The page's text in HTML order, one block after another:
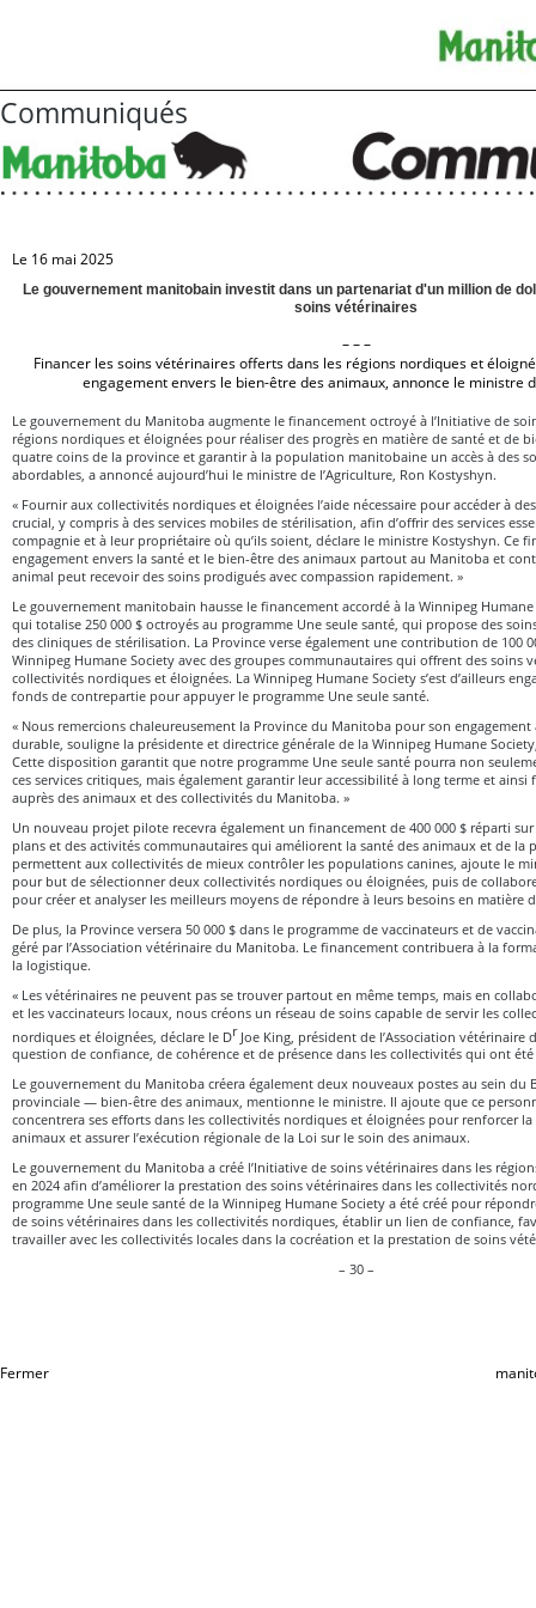
Communiqués
Le 16 mai 2025
Le gouvernement manitobain investit dans un partenariat d'un million de
soins vétérinaires
– – –
Financer les soins vétérinaires offerts dans les régions nordiques et
engagement envers le bien-être des animaux, annonce le ministre
Le gouvernement du Manitoba augmente le financement octroyé à l’Initiative de
régions nordiques et éloignées pour réaliser des progrès en matière de santé et de
quatre coins de la province et garantir à la population manitobaine un accès à des
abordables, a annoncé aujourd’hui le ministre de l’Agriculture, Ron Kostyshyn.
« Fournir aux collectivités nordiques et éloignées l’aide nécessaire pour accéder à
crucial, y compris à des services mobiles de stérilisation, afin d’offrir des services
compagnie et à leur propriétaire où qu’ils soient, déclare le ministre Kostyshyn. Ce
engagement envers la santé et le bien-être des animaux partout au Manitoba et
animal peut recevoir des soins prodigués avec compassion rapidement. »
Le gouvernement manitobain hausse le financement accordé à la Winnipeg Humane
qui totalise 250 000 $ octroyés au programme Une seule santé, qui propose des
des cliniques de stérilisation. La Province verse également une contribution de 100
Winnipeg Humane Society avec des groupes communautaires qui offrent des soins
collectivités nordiques et éloignées. La Winnipeg Humane Society s’est d’ailleurs
fonds de contrepartie pour appuyer le programme Une seule santé.
« Nous remercions chaleureusement la Province du Manitoba pour son engagement
durable, souligne la présidente et directrice générale de la Winnipeg Humane
Cette disposition garantit que notre programme Une seule santé pourra non
ces services critiques, mais également garantir leur accessibilité à long terme et ainsi
auprès des animaux et des collectivités du Manitoba. »
Un nouveau projet pilote recevra également un financement de 400 000 $ réparti
plans et des activités communautaires qui améliorent la santé des animaux et de la
permettent aux collectivités de mieux contrôler les populations canines, ajoute le
pour but de sélectionner deux collectivités nordiques ou éloignées, puis de
pour créer et analyser les meilleurs moyens de répondre à leurs besoins en matière
De plus, la Province versera 50 000 $ dans le programme de vaccinateurs et de
géré par l’Association vétérinaire du Manitoba. Le financement contribuera à la
la logistique.
« Les vétérinaires ne peuvent pas se trouver partout en même temps, mais en
et les vaccinateurs locaux, nous créons un réseau de soins capable de servir les
nordiques et éloignées, déclare le DrJoe King, président de l’Association vétérinaire
question de confiance, de cohérence et de présence dans les collectivités qui ont
Le gouvernement du Manitoba créera également deux nouveaux postes au sein du
provinciale — bien-être des animaux, mentionne le ministre. Il ajoute que ce
concentrera ses efforts dans les collectivités nordiques et éloignées pour renforcer
animaux et assurer l’exécution régionale de la Loi sur le soin des animaux.
Le gouvernement du Manitoba a créé l’Initiative de soins vétérinaires dans les
en 2024 afin d’améliorer la prestation des soins vétérinaires dans les collectivités
programme Une seule santé de la Winnipeg Humane Society a été créé pour
de soins vétérinaires dans les collectivités nordiques, établir un lien de confiance,
travailler avec les collectivités locales dans la cocréation et la prestation de soins
– 30 –
Fermer